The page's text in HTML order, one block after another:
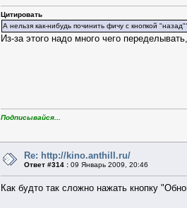
Цитировать
А нельзя как-нибудь починить фичу с кнопкой
Из-за этого надо много чего
Подписывайся...
Re: http://kino.anthill.ru/
Ответ #314 : 09 Январь 2009, 20:46
Как будто так сложно нажать кнопку